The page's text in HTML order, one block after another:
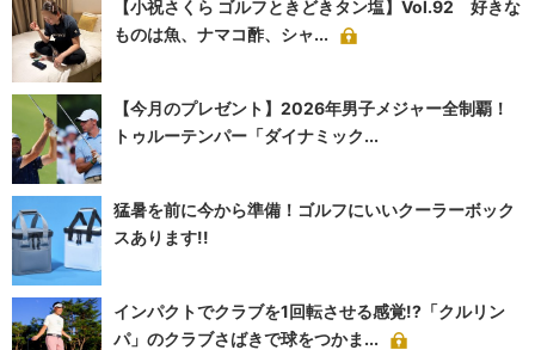
【小祝さくら ゴルフときどきタン塩】Vol.92 好きな
ものは魚、ナマコ酢、シャ...
【今月のプレゼント】2026年男子メジャー全制覇！
トゥルーテンパー「ダイナミック...
猛暑を前に今から準備！ゴルフにいいクーラーボック
スあります!!
インパクトでクラブを1回転させる感覚!?「クルリン
パ」のクラブさばきで球をつかま...